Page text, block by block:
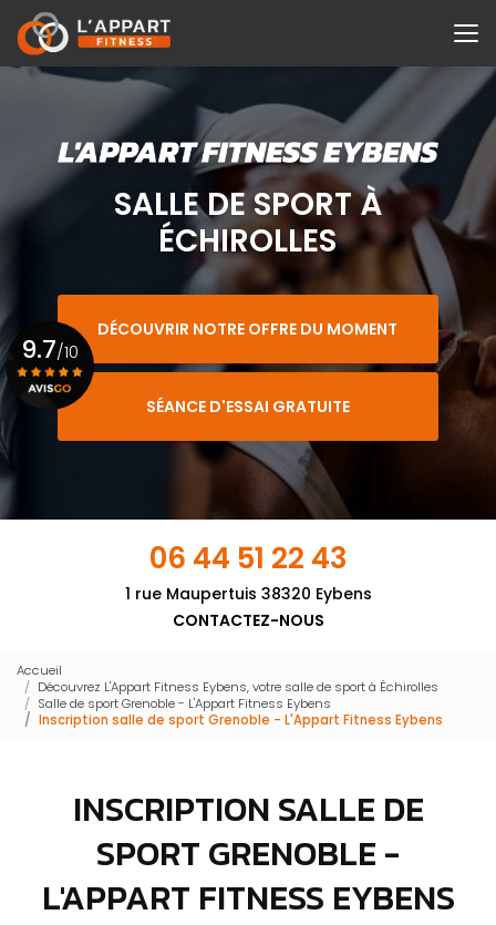
au
contenu
principal
SALLE DE SPORT À
ÉCHIROLLES
DÉCOUVRIR NOTRE OFFRE DU MOMENT
SÉANCE D'ESSAI GRATUITE
06 44 51 22 43
1 rue Maupertuis 38320 Eybens
CONTACTEZ-NOUS
9.7/10
Accueil
Découvrez L'Appart Fitness Eybens, votre salle de sport à Échirolles
Salle de sport Grenoble - L'Appart Fitness Eybens
Inscription salle de sport Grenoble - L'Appart Fitness Eybens
INSCRIPTION SALLE DE
SPORT GRENOBLE -
L'APPART FITNESS EYBENS